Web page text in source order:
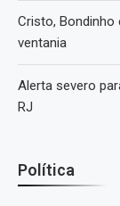
Cristo,
ventania
Alerta severo
RJ
Política